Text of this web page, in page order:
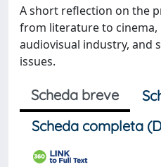
A short reflection on the
from literature to
audiovisual industry, and
issues.
Scheda breve
Scheda completa